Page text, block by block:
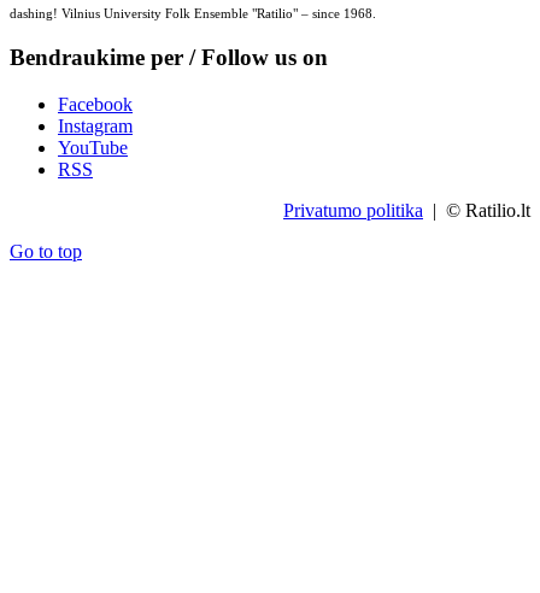
dashing! Vilnius University Folk Ensemble "Ratilio" – since 1968.
Bendraukime per / Follow us on
Facebook
Instagram
YouTube
RSS
Privatumo politika | © Ratilio.lt
Go to top